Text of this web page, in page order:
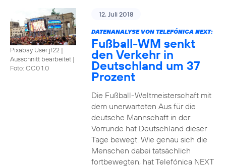
Pixabay User jf22 |
Ausschnitt bearbeitet |
Foto: CC0 1.0
12. Juli 2018
DATENANALYSE VON TELEFÓNICA NEXT:
Fußball-WM senkt
den Verkehr in
Deutschland um 37
Prozent
Die Fußball-Weltmeisterschaft mit
dem unerwarteten Aus für die
deutsche Mannschaft in der
Vorrunde hat Deutschland dieser
Tage bewegt. Wie genau sich die
Menschen dabei tatsächlich
fortbewegten, hat Telefónica NEXT